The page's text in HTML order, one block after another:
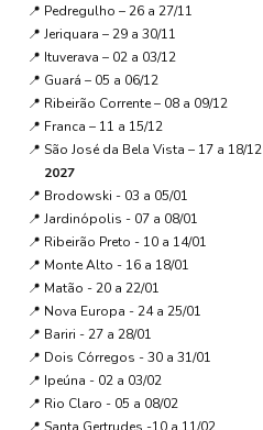
📍 Pedregulho – 26 a 27/11
📍 Jeriquara – 29 a 30/11
📍 Ituverava – 02 a 03/12
📍 Guará – 05 a 06/12
📍 Ribeirão Corrente – 08 a 09/12
📍 Franca – 11 a 15/12
📍 São José da Bela Vista – 17 a 18/12
2027
📍 Brodowski - 03 a 05/01
📍 Jardinópolis - 07 a 08/01
📍 Ribeirão Preto - 10 a 14/01
📍 Monte Alto - 16 a 18/01
📍 Matão - 20 a 22/01
📍 Nova Europa - 24 a 25/01
📍 Bariri - 27 a 28/01
📍 Dois Córregos - 30 a 31/01
📍 Ipeúna - 02 a 03/02
📍 Rio Claro - 05 a 08/02
📍 Santa Gertrudes -10 a 11/02